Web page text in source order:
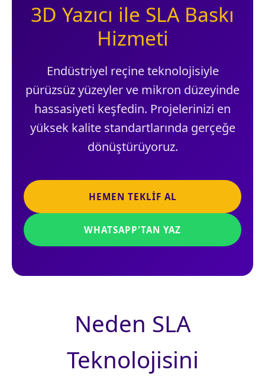
3D Yazıcı ile SLA Baskı
Hizmeti
Endüstriyel reçine teknolojisiyle
pürüzsüz yüzeyler ve mikron düzeyinde
hassasiyeti keşfedin. Projelerinizi en
yüksek kalite standartlarında gerçeğe
dönüştürüyoruz.
HEMEN TEKLIF AL
WHATSAPP'TAN YAZ
Neden SLA
Teknolojisini